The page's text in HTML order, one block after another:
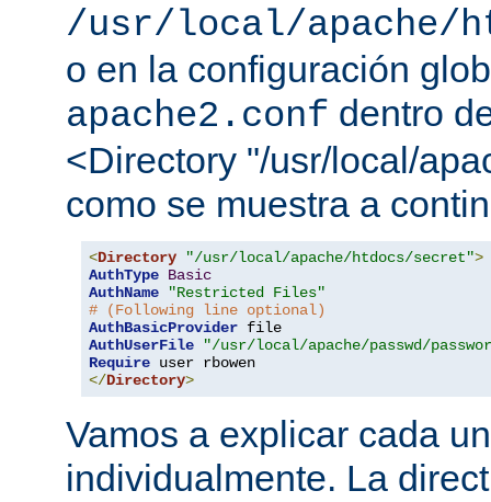
/usr/local/apache/
o en la configuración
apache2.conf dentro
<Directory "/usr/local/
como se muestra a
<Directory "/usr/local/apache/htdocs/secret">
AuthType Basic
AuthName
"Restricted Files"
# (Following line optional)
AuthBasicProvider
AuthUserFile
"/usr/local/apache/passwd/
Require
</Directory>
Vamos a explicar cada
individualmente. La